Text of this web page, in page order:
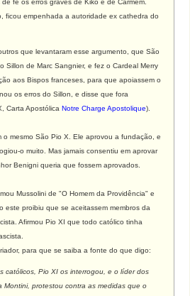
fé os erros graves de Kiko e de Carmem.
ficou empenhada a autoridade ex cathedra do
que levantaram esse argumento, que São
Sillon de Marc Sangnier, e fez o Cardeal Merry
aos Bispos franceses, para que apoiassem o
os erros do Sillon, e disse que fora
Carta ApostólicaNotre Charge Apostolique).
mesmo São Pio X. Ele aprovou a fundação, e
o muito. Mas jamais consentiu em aprovar
Benigni queria que fossem aprovados.
Mussolini de "O Homem da Providência" e
este proibiu que se aceitassem membros da
Afirmou Pio XI que todo católico tinha
para que se saiba a fonte do que digo:
católicos, Pio XI os interrogou, e o líder dos
Montini, protestou contra as medidas que o